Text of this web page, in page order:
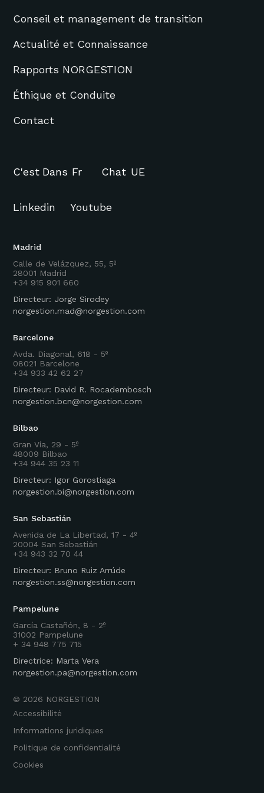
Conseil et management de transition
Actualité et Connaissance
Rapports NORGESTION
Éthique et Conduite
Contact
Madrid
Calle de Velázquez, 55, 5º
28001 Madrid
+34 915 901 660
Directeur: Jorge Sirodey
norgestion.mad@norgestion.com
Barcelone
Avda. Diagonal, 618 - 5º
08021 Barcelone
+34 933 42 62 27
Directeur: David R. Rocadembosch
norgestion.bcn@norgestion.com
Bilbao
Gran Vía, 29 - 5º
48009 Bilbao
+34 944 35 23 11
Directeur: Igor Gorostiaga
norgestion.bi@norgestion.com
San Sebastián
Avenida de La Libertad, 17 - 4º
20004 San Sebastián
+34 943 32 70 44
Directeur: Bruno Ruiz Arrúde
norgestion.ss@norgestion.com
Pampelune
García Castañón, 8 - 2º
31002 Pampelune
+ 34 948 775 715
Directrice: Marta Vera
norgestion.pa@norgestion.com
C'est Dans Fr Chat UE
Linkedin Youtube
Accessibilité
Informations juridiques
Politique de confidentialité
Cookies
© 2026 NORGESTION